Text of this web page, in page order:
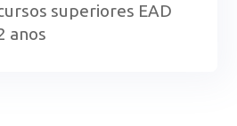
superiores EAD
anos